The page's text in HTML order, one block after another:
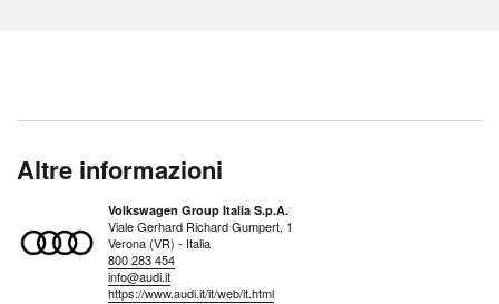
Altre informazioni
Volkswagen Group Italia S.p.A.
Viale Gerhard Richard Gumpert, 1
Verona (VR) - Italia
800 283 454
info@audi.it
https://www.audi.it/it/web/it.html